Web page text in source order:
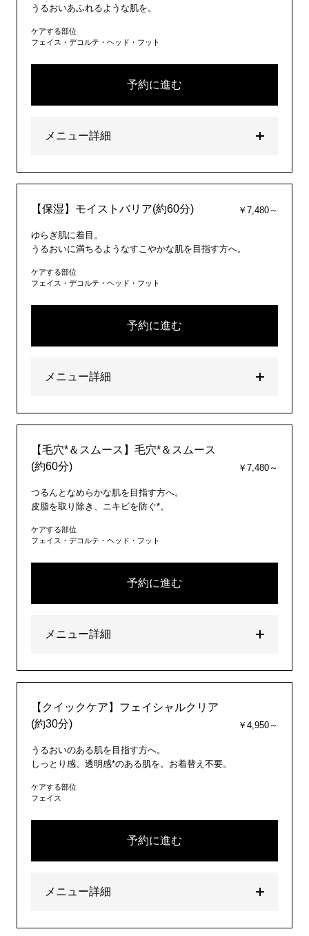
うるおいあふれるような肌を。
ケアする部位
フェイス・デコルテ・ヘッド・フット
予約に進む
メニュー詳細
【保湿】モイストバリア(約60分) ￥7,480～
ゆらぎ肌に着目。
うるおいに満ちるようなすこやかな肌を目指す方へ。
ケアする部位
フェイス・デコルテ・ヘッド・フット
予約に進む
メニュー詳細
【毛穴*＆スムース】毛穴*＆スムース
(約60分)
￥7,480～
つるんとなめらかな肌を目指す方へ。
皮脂を取り除き、ニキビを防ぐ*。
ケアする部位
フェイス・デコルテ・ヘッド・フット
予約に進む
メニュー詳細
【クイックケア】フェイシャルクリア
(約30分)
￥4,950～
うるおいのある肌を目指す方へ。
しっとり感、透明感*のある肌を。お着替え不要。
ケアする部位
フェイス
予約に進む
メニュー詳細